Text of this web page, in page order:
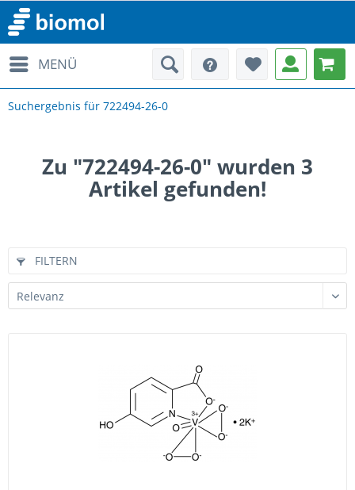
MENÜ
Suchergebnis für 722494-26-0
Zu "722494-26-0" wurden 3
Artikel gefunden!
FILTERN